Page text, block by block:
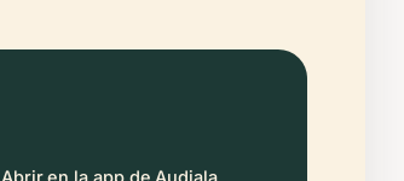
Abrir en la app de Audiala